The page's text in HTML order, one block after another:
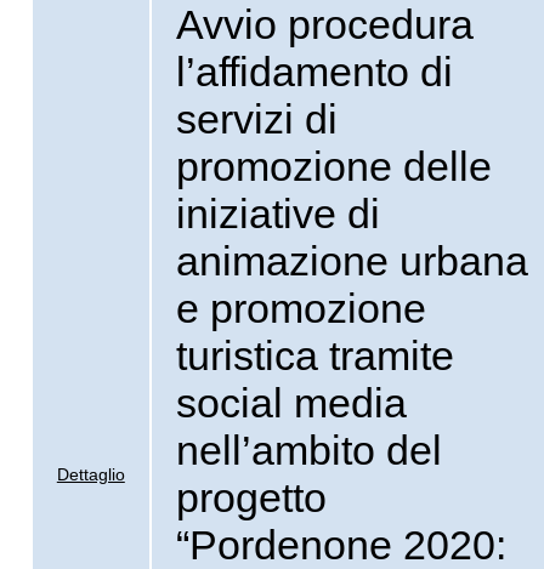
Dettaglio
Avvio procedura
l’affidamento di
servizi di
promozione delle
iniziative di
animazione urbana
e promozione
turistica tramite
social media
nell’ambito del
progetto
“Pordenone 2020: